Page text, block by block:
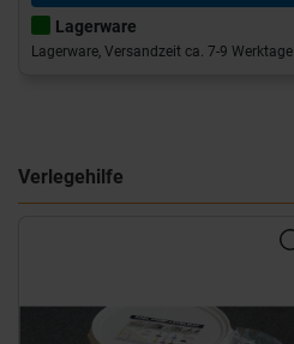
Lagerware
Lagerware, Versandzeit ca. 7-9 Werktage
Verlegehilfe